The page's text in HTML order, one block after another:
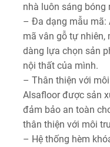
nhà luôn sáng bóng
– Đa dạng mẫu mã:
mã vân gỗ tự nhiên,
dàng lựa chọn sản
nội thất của mình.
– Thân thiện với
Alsafloor được sản
đảm bảo an toàn
thân thiện với môi
– Hệ thống hèm